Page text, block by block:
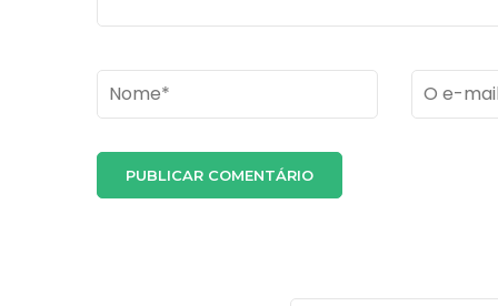
Name* Email *